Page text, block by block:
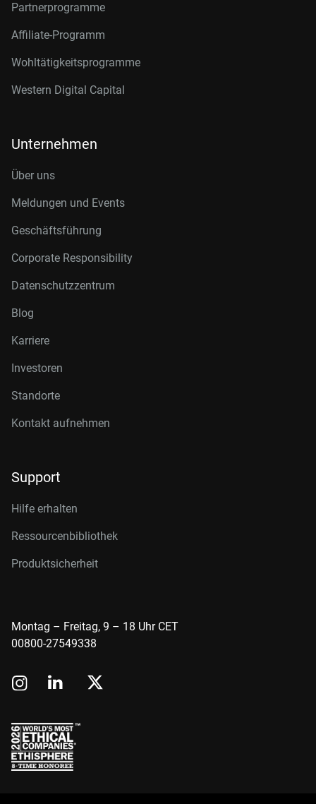
Partnerprogramme
Affiliate-Programm
Wohltätigkeitsprogramme
Western Digital Capital
Unternehmen
Über uns
Meldungen und Events
Geschäftsführung
Corporate Responsibility
Datenschutzzentrum
Blog
Karriere
Investoren
Standorte
Kontakt aufnehmen
Support
Hilfe erhalten
Ressourcenbibliothek
Produktsicherheit
Montag – Freitag, 9 – 18 Uhr CET
00800-27549338